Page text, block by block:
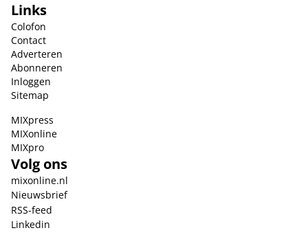
Links
Colofon
Contact
Adverteren
Abonneren
Inloggen
Sitemap
MIXpress
MIXonline
MIXpro
Volg ons
mixonline.nl
Nieuwsbrief
RSS-feed
Linkedin